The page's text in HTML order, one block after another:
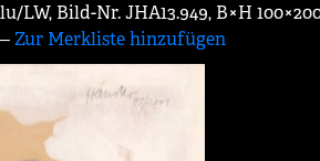
LW, Bild-Nr. JHA13.949, B×H
‒Zur Merkliste hinzufügen